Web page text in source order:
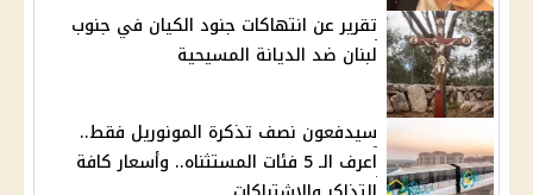
تقرير عن انتهاكات جنود الكيان في جنوب
لبنان ضد الديانة المسيحية
سيدفعون نصف تذكرة المونوريل فقط..
اعرف الـ 5 فئات المستثناه.. وأسعار كافة